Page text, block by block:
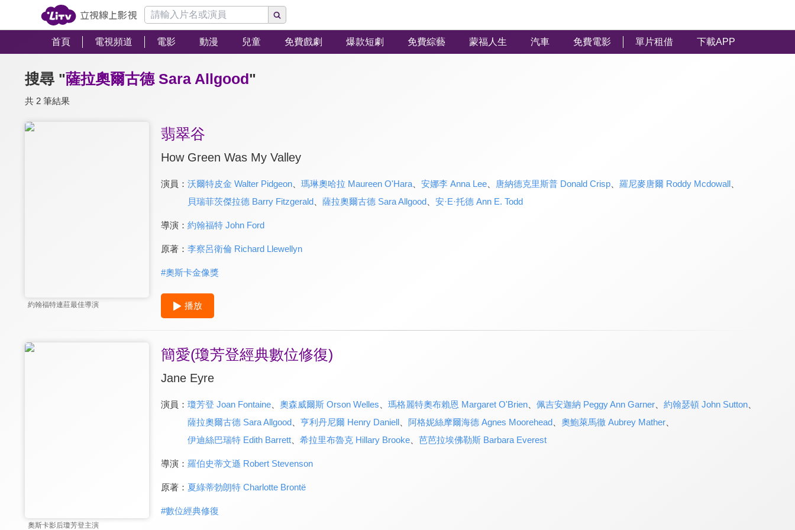
首頁 電視頻道 電影 動漫 兒童 免費戲劇 爆款短劇 免費綜藝 蒙福人生 汽車 免費電影 單片租借 下載APP
搜尋 "薩拉奧爾古德 Sara Allgood"
共 2 筆結果
約翰福特連莊最佳導演
翡翠谷
How Green Was My Valley
演員： 沃爾特皮金 Walter Pidgeon、 瑪琳奧哈拉 Maureen O'Hara、 安娜李 Anna Lee、 唐納德克里斯普 Donald Crisp、 羅尼麥唐爾 Roddy Mcdowall、
貝瑞菲茨傑拉德 Barry Fitzgerald、 薩拉奧爾古德 Sara Allgood、 安·E·托德 Ann E. Todd
導演： 約翰福特 John Ford
原著： 李察呂衛倫 Richard Llewellyn
#奧斯卡金像獎
播放
奧斯卡影后瓊芳登主演
簡愛(瓊芳登經典數位修復)
Jane Eyre
演員： 瓊芳登 Joan Fontaine、 奧森威爾斯 Orson Welles 瑪格麗特奧布賴恩 Margaret O'Brien、 佩吉安迦納 Peggy Ann Garner、 約翰瑟頓 John Sutton、
薩拉奧爾古德 Sara Allgood、 亨利丹尼爾 Henry Daniell、 阿格妮絲摩爾海德 Agnes Moorehead、 奧鮑萊馬徹 Aubrey Mather、
伊迪絲巴瑞特 Edith Barrett、 希拉里布魯克 Hillary Brooke、 芭芭拉埃佛勒斯 Barbara Everest
導演： 羅伯史蒂文遜 Robert Stevenson
原著： 夏綠蒂勃朗特 Charlotte Brontë
#數位經典修復